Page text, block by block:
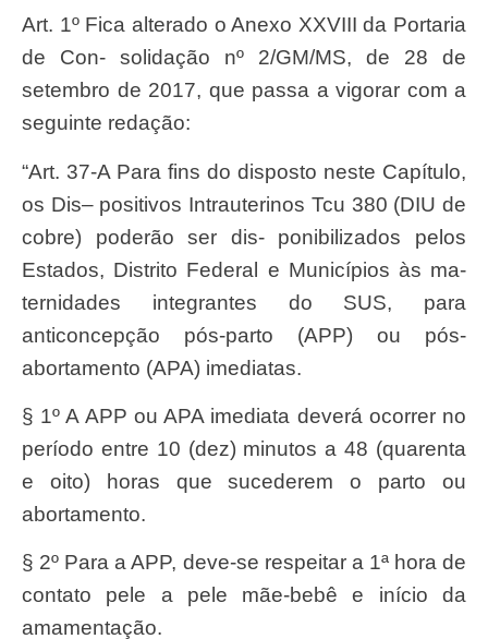
Art. 1º Fica alterado oAnexo XXVIII da Portaria
de Con- solidação nº 2/GM/MS, de 28 de
setembro de 2017, que passa a vigorar com a
seguinte redação:
“Art. 37-A Para fins do disposto neste Capítulo,
os Dis– positivos Intrauterinos Tcu 380 (DIU de
cobre) poderãoser dis- ponibilizados pelos
Estados, Distrito Federal e Municípios às ma-
ternidades integrantes do SUS, para
anticoncepção pós-parto (APP) ou pós-
abortamento (APA) imediatas.
§ 1º A APP ou APA imediata deverá ocorrer no
período entre 10 (dez) minutos a 48 (quarenta
e oito) horas que sucederem o parto ou
abortamento.
§ 2º Para aAPP, deve-se respeitar a 1ª hora de
contato pele a pele mãe-bebê e início da
amamentação.